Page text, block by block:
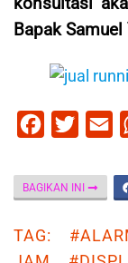
Bapak
a
c
e
w
i
m
a
i
h
a
t
BAGIKAN INI
TAG: